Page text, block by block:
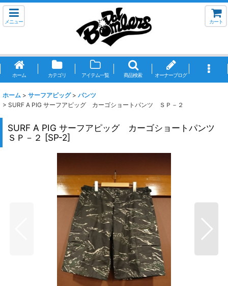
メニュー カート
ホーム カテゴリ アイテム一覧 商品検索 オーナーブログ
ホーム > サーフアピッグ > パンツ
> SURF A PIG サーフアピッグ カーゴショートパンツ ＳＰ－２
SURF A PIG サーフアピッグ カーゴショートパンツ
ＳＰ－２ [SP-2]